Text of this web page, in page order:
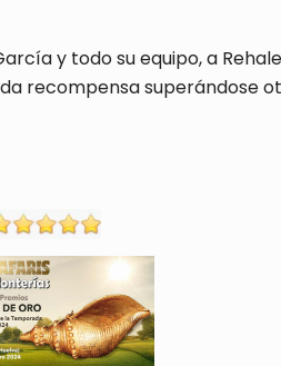
y todo su equipo, a
recompensa superándose